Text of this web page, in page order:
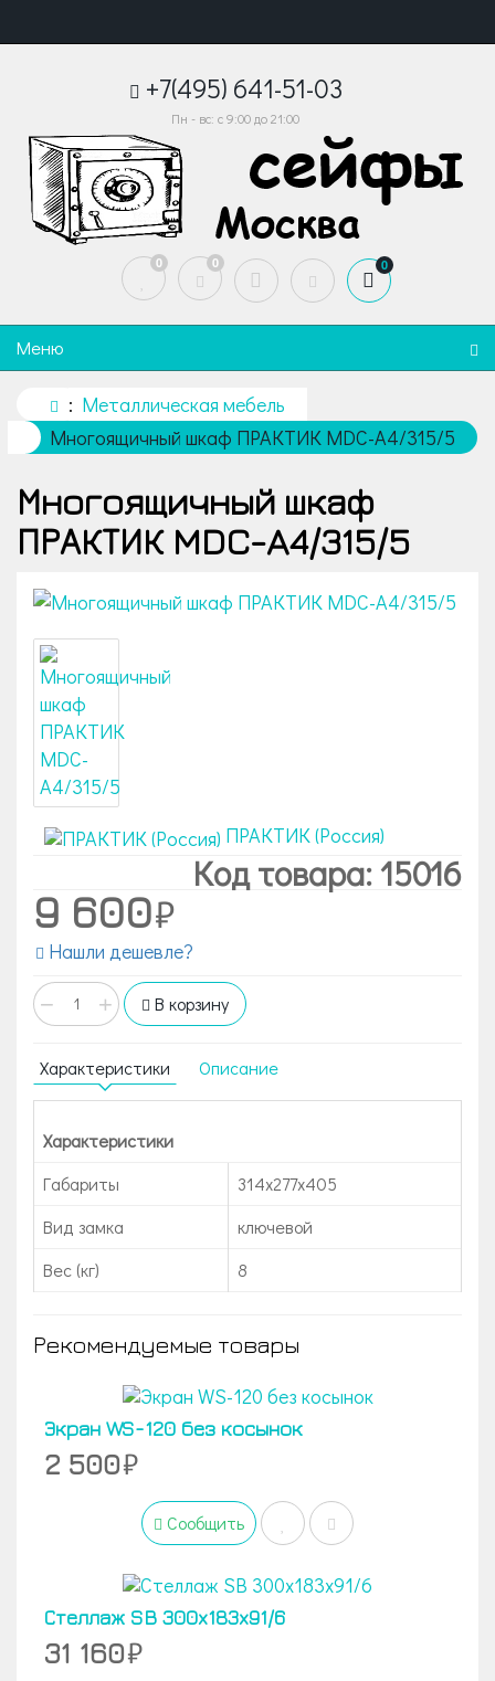
+7(495) 641-51-03
Пн - вс: с 9:00 до 21:00
0 0 0
Меню
Металлическая мебель
Многоящичный шкаф ПРАКТИК MDC-A4/315/5
Многоящичный шкаф
ПРАКТИК MDC-A4/315/5
ПРАКТИК (Россия)
Код товара: 15016
9 600
Нашли дешевле?
− + В корзину
Характеристики Описание
Характеристики
Габариты
314x277x405
Вид замка
ключевой
Вес (кг)
8
Рекомендуемые товары
Экран WS-120 без косынок
2 500
Сообщить
Стеллаж SB 300x183x91/6
31 160